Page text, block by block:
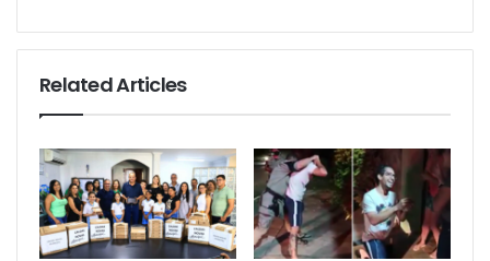
Related Articles